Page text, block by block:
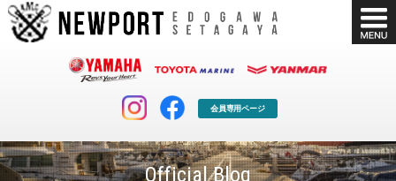
会員専用ページ
Official Blog